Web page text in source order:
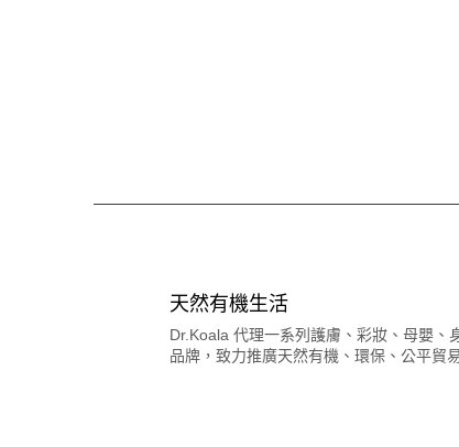
天然有機生活
Dr.Koala 代理一系列護膚、彩妝、母嬰、
品牌，致力推廣天然有機、環保、公平貿